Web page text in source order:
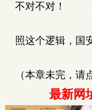
不对不对！
照这个逻辑，国
（本章未完，请
最新网